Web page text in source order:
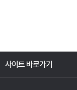
사이트 바로가기